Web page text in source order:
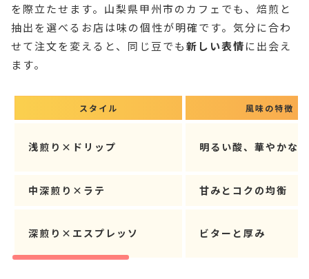
を際立たせます。山梨県甲州市のカフェでも、焙煎と
抽出を選べるお店は味の個性が明確です。気分に合わ
せて注文を変えると、同じ豆でも新しい表情に出会え
ます。
スタイル 風味の特徴
浅煎り×ドリップ 明るい酸、華やかな
中深煎り×ラテ 甘みとコクの均衡
深煎り×エスプレッソ ビターと厚み